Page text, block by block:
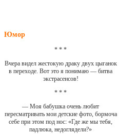
Юмор
* * *
Вчера видел жестокую драку двух цыганок
в переходе. Вот это я понимаю — битва
экстрасенсов!
* * *
— Моя бабушка очень любит
пересматривать мои детские фото, бормоча
себе при этом под нос: «Где же мы тебя,
падлюка, недоглядели?»